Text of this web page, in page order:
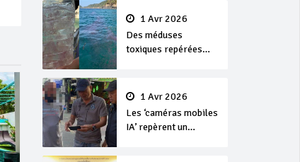
1 Avr 2026
Des méduses
toxiques repérées
1 Avr 2026
Les ‘caméras mobiles
IA’ repèrent un